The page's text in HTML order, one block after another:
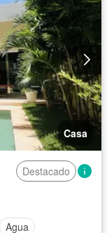
Wifi
niños
Casa
Destacado
Agua